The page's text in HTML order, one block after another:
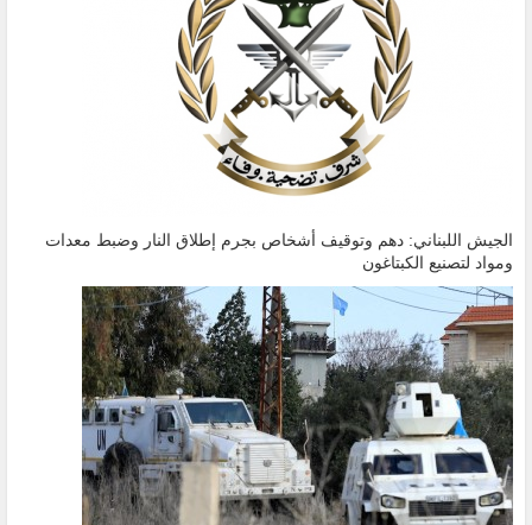
الجيش اللبناني: دهم وتوقيف أشخاص بجرم إطلاق النار وضبط معدات
ومواد لتصنيع الكبتاغون